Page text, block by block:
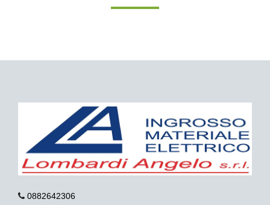
0882642306